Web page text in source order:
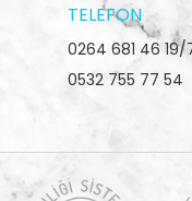
TELEFON
0264 681 46 19/
0532 755 77 54